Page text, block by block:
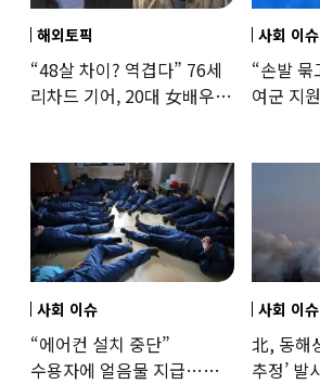
해외토픽
“48살 차이? 역겹다” 76세
리차드 기어, 20대 女배우와
사회 이슈
“손발
여군 지
사회 이슈
“에어컨 설치 중단”
수용자에 얼음물 지급…
사회 이슈
北, 동해
추정’